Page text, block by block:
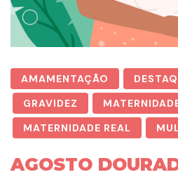
AMAMENTAÇÃO
GRAVIDEZ
MATERNIDADE REAL
AGOSTO